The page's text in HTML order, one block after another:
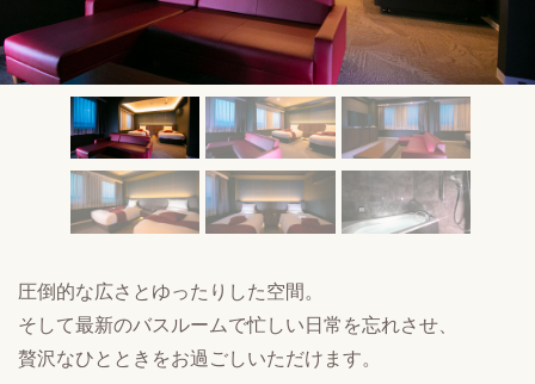
圧倒的な広さとゆったりした空間。
そして最新のバスルームで忙しい日常を忘れさせ、
贅沢なひとときをお過ごしいただけます。